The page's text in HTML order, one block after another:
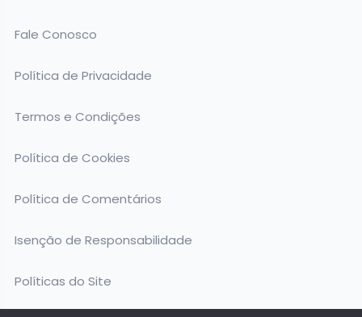
Fale Conosco
Política de Privacidade
Termos e Condições
Política de Cookies
Política de Comentários
Isenção de Responsabilidade
Políticas do Site